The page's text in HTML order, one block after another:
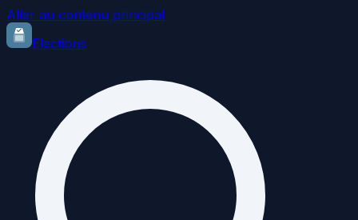
Aller au contenu principal
Elections